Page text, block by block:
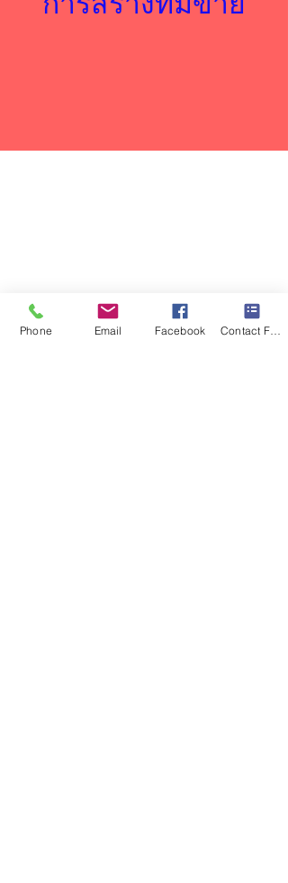
Phone Email Facebook Contact Form